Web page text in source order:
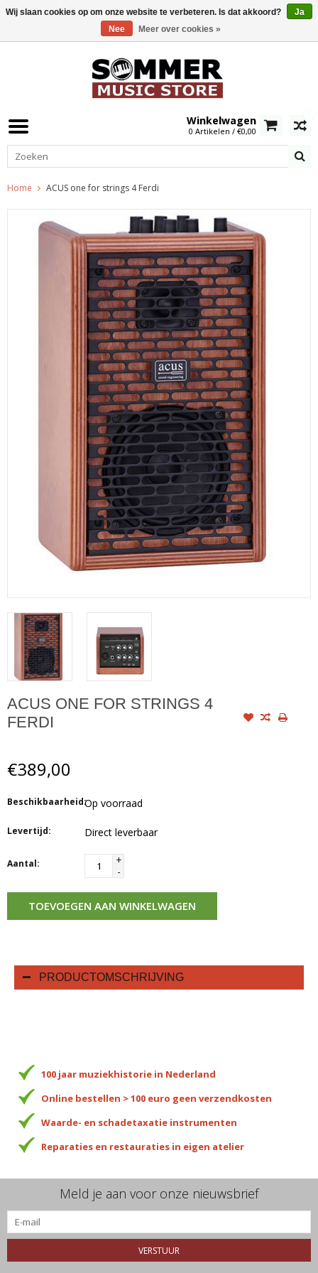
Winkelwagen
0 Artikelen / €0,00
Home ACUS one for strings 4 Ferdi
ACUS ONE FOR STRINGS 4
FERDI
€389,00
Beschikbaarheid:Op voorraad
Levertijd: Direct leverbaar
Aantal:
+
-
TOEVOEGEN AAN WINKELWAGEN
PRODUCTOMSCHRIJVING
100 jaar muziekhistorie in Nederland
Online bestellen > 100 euro geen verzendkosten
Waarde- en schadetaxatie instrumenten
Reparaties en restauraties in eigen atelier
Meld je aan voor onze nieuwsbrief
VERSTUUR
Wij slaan cookies op om onze website te verbeteren. Is dat akkoord?
Ja
Nee
Meer over cookies »